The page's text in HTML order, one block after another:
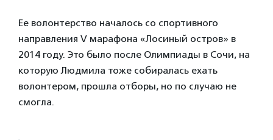
Ее волонтерство началось со спортивного
направления V марафона «Лосиный остров» в
2014 году. Это было после Олимпиады в Сочи, на
которую Людмила тоже собиралась ехать
волонтером, прошла отборы, но по случаю не
смогла.